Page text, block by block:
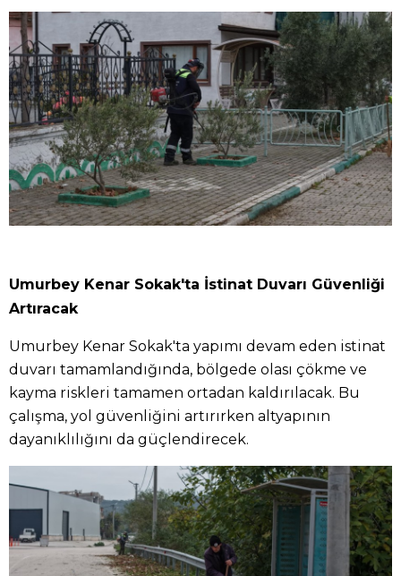
Umurbey Kenar Sokak'ta İstinat Duvarı Güvenliği
Artıracak
Umurbey Kenar Sokak'ta yapımı devam eden istinat
duvarı tamamlandığında, bölgede olası çökme ve
kayma riskleri tamamen ortadan kaldırılacak. Bu
çalışma, yol güvenliğini artırırken altyapının
dayanıklılığını da güçlendirecek.